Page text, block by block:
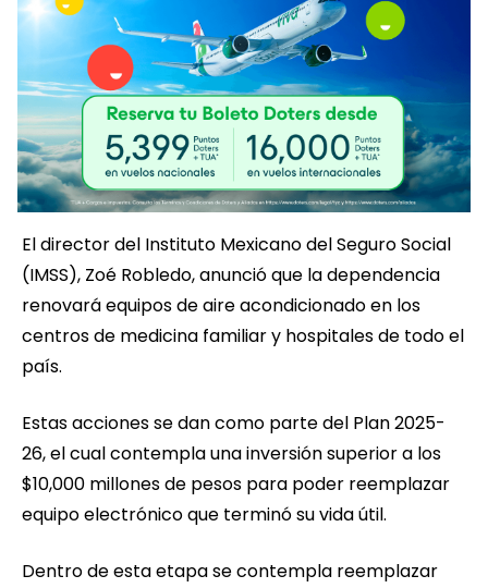
El director del Instituto Mexicano del Seguro Social
(IMSS), Zoé Robledo, anunció que la dependencia
renovará equipos de aire acondicionado en los
centros de medicina familiar y hospitales de todo el
país.
Estas acciones se dan como parte del Plan 2025-
26, el cual contempla una inversión superior a los
$10,000 millones de pesos para poder reemplazar
equipo electrónico que terminó su vida útil.
Dentro de esta etapa se contempla reemplazar